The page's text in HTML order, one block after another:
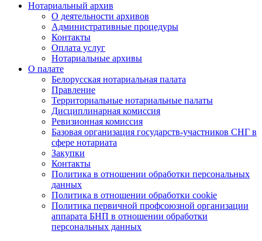
Нотариальный архив
О деятельности архивов
Административные процедуры
Контакты
Оплата услуг
Нотариальные архивы
О палате
Белорусская нотариальная палата
Правление
Территориальные нотариальные палаты
Дисциплинарная комиссия
Ревизионная комиссия
Базовая организация государств-участников СНГ в
сфере нотариата
Закупки
Контакты
Политика в отношении обработки персональных
данных
Политика в отношении обработки cookie
Политика первичной профсоюзной организации
аппарата БНП в отношении обработки
персональных данных